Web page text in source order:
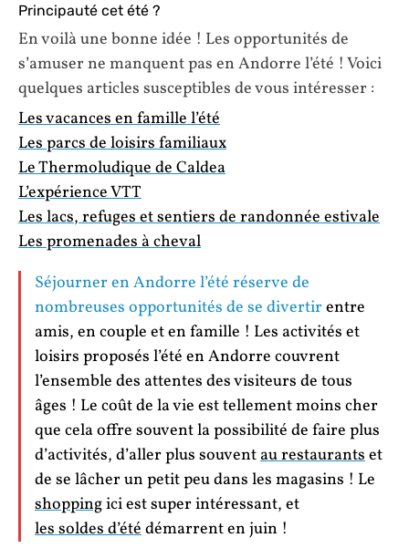
Principauté cet été ?
En voilà une bonne idée ! Les opportunités de
s’amuser ne manquent pas en Andorre l’été ! Voici
quelques articles susceptibles de vous intéresser :
Les vacances en famille l’été
Les parcs de loisirs familiaux
Le Thermoludique de Caldea
L’expérience VTT
Les lacs, refuges et sentiers de randonnée estivale
Les promenades à cheval
Séjourner en Andorre l’été réserve de
nombreuses opportunités de se divertirentre
amis, en couple et en famille ! Les activités et
loisirs proposés l’été en Andorre couvrent
l’ensemble des attentes des visiteurs de tous
âges ! Le coût de la vie est tellement moins cher
que cela offre souvent la possibilité de faire plus
d’activités, d’aller plus souventau restaurantset
de se lâcher un petit peu dans les magasins ! Le
shoppingici est super intéressant, et
les soldes d’étédémarrent en juin !